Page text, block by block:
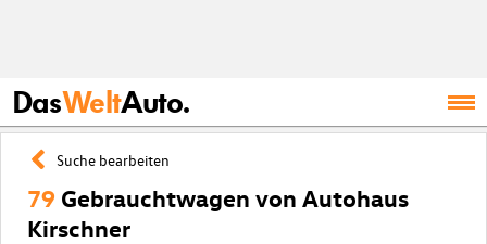
DasWeltAuto.
Suche bearbeiten
79 Gebrauchtwagen von Autohaus
Kirschner